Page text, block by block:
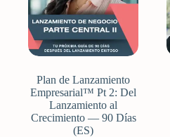
Plan de Lanzamiento
Empresarial™ Pt 2: Del
Lanzamiento al
Crecimiento — 90 Días
(ES)